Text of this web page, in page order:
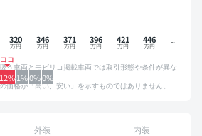
12%1%0%0%
320 346 371 396 421 446
う車両とモビリコ掲載車両では取引形態や条件が異な
す。
価格が「高い、安い」を示すものではありません。
外装 内装